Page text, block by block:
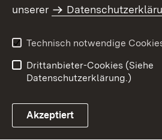
Barrierefreiheit
unserer
Technisch notwendige
Drittanbieter-Cookies (Siehe
Datenschutzerklärung.)
Akzeptiert